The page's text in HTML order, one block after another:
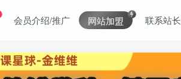
会员介绍/推广 网站加盟 联系站长